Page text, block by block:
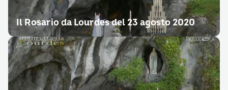
Il Rosario da Lourdes del 23 agosto 2020